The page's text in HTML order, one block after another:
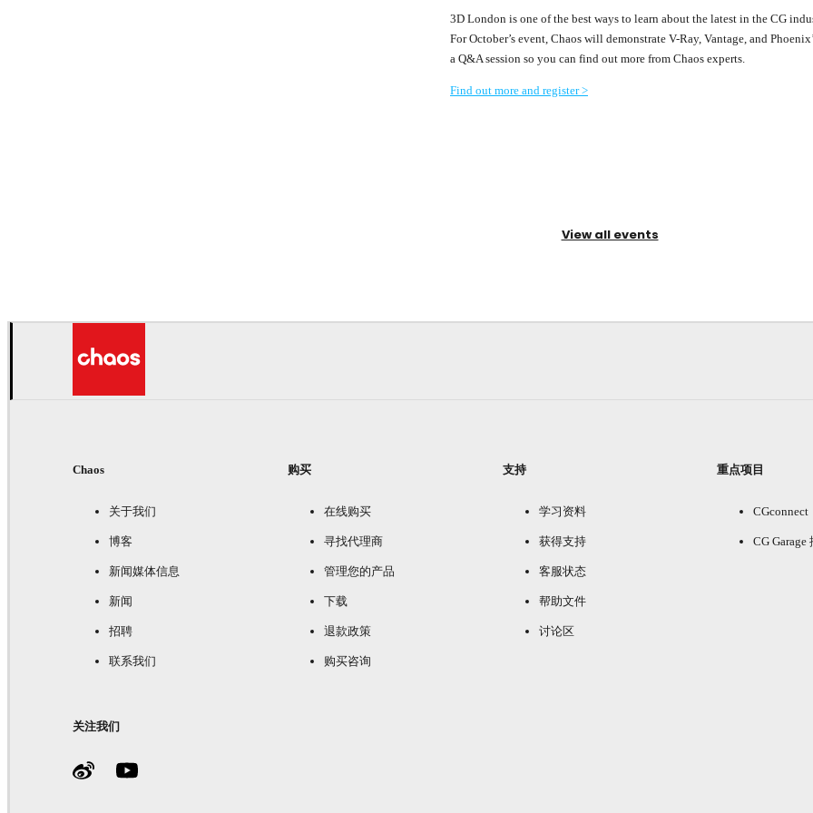
3D London is one of the best ways to learn about the latest in the CG
For October’s event, Chaos will demonstrate V-Ray, Vantage, and
a Q&A session so you can find out more from Chaos experts.
Find out more and register >
View all events
Chaos
关于我们
博客
新闻媒体信息
新闻
招聘
联系我们
购买
在线购买
寻找代理商
管理您的产品
下载
退款政策
购买咨询
支持
学习资料
获得支持
客服状态
帮助文件
讨论区
重点项目
CGconnect
CG Garage
关注我们